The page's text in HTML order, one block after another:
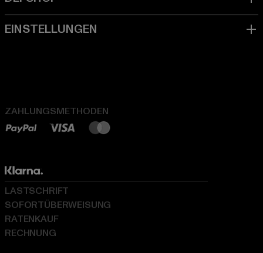
ZAHLUNGSMETHODEN
LASTSCHRIFT
SOFORTÜBERWEISUNG
RATENKAUF
RECHNUNG